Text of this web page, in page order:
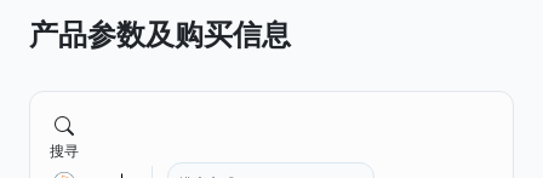
产品参数及购买信息
搜寻